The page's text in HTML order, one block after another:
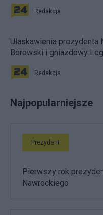
Redakcja
Ułaskawienia
Borowski i gniazdowy
Redakcja
Najpopularniejsze
Prezydent
Pierwszy rok
Nawrockiego